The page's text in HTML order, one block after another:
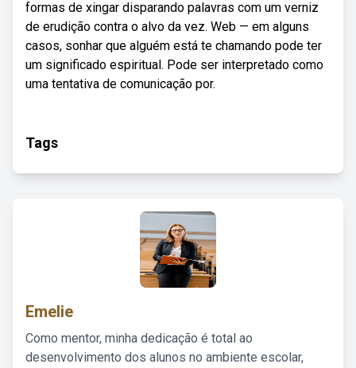
formas de xingar disparando palavras com um verniz
de erudição contra o alvo da vez. Web — em alguns
casos, sonhar que alguém está te chamando pode ter
um significado espiritual. Pode ser interpretado como
uma tentativa de comunicação por.
Tags
Emelie
Como mentor, minha dedicação é total ao
desenvolvimento dos alunos no ambiente escolar,